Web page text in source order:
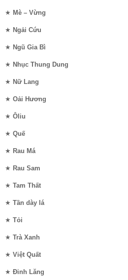
★ Mè – Vừng
★ Ngải Cứu
★ Ngũ Gia Bì
★ Nhục Thung Dung
★ Nữ Lang
★ Oải Hương
★ Ôliu
★ Quế
★ Rau Má
★ Rau Sam
★ Tam Thất
★ Tần dày lá
★ Tỏi
★ Trà Xanh
★ Việt Quất
★ Đinh Lăng